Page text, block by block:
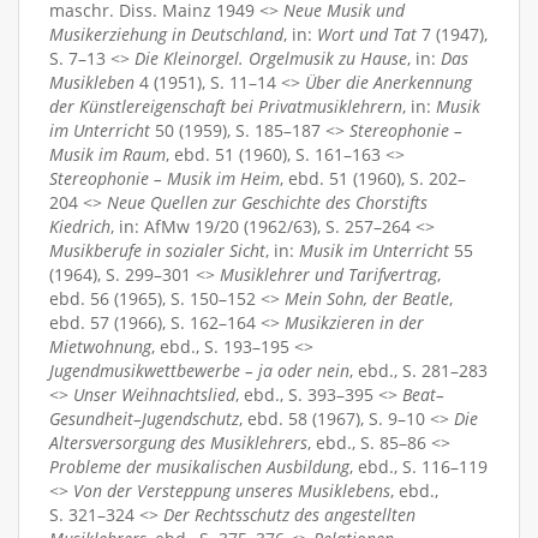
maschr. Diss. Mainz 1949 <> Neue Musik und
Musikerziehung in Deutschland, in: Wort und Tat 7 (1947),
S. 7–13 <> Die Kleinorgel. Orgelmusik zu Hause, in: Das
Musikleben 4 (1951), S. 11–14 <> Über die Anerkennung
der Künstlereigenschaft bei Privatmusiklehrern, in: Musik
im Unterricht 50 (1959), S. 185–187 <> Stereophonie –
Musik im Raum, ebd. 51 (1960), S. 161–163 <>
Stereophonie – Musik im Heim, ebd. 51 (1960), S. 202–
204 <> Neue Quellen zur Geschichte des Chorstifts
Kiedrich, in: AfMw 19/20 (1962/63), S. 257–264 <>
Musikberufe in sozialer Sicht, in: Musik im Unterricht 55
(1964), S. 299–301 <> Musiklehrer und Tarifvertrag,
ebd. 56 (1965), S. 150–152 <> Mein Sohn, der Beatle,
ebd. 57 (1966), S. 162–164 <> Musikzieren in der
Mietwohnung, ebd., S. 193–195 <>
Jugendmusikwettbewerbe – ja oder nein, ebd., S. 281–283
<> Unser Weihnachtslied, ebd., S. 393–395 <> Beat–
Gesundheit–Jugendschutz, ebd. 58 (1967), S. 9–10 <> Die
Altersversorgung des Musiklehrers, ebd., S. 85–86 <>
Probleme der musikalischen Ausbildung, ebd., S. 116–119
<> Von der Versteppung unseres Musiklebens, ebd.,
S. 321–324 <> Der Rechtsschutz des angestellten